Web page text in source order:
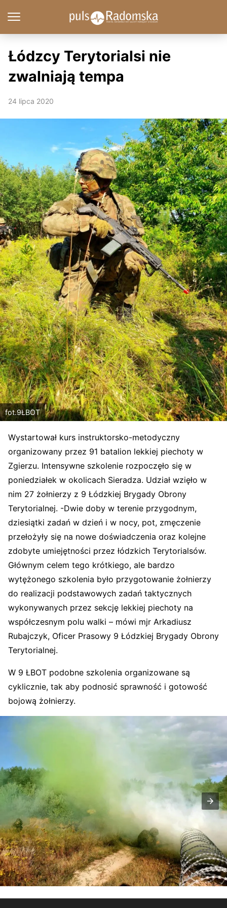
Łódzcy Terytorialsi nie
zwalniają tempa
24 lipca 2020
fot.9ŁBOT
Wystartował kurs instruktorsko-metodyczny
organizowany przez 91 batalion lekkiej piechoty w
Zgierzu. Intensywne szkolenie rozpoczęło się w
poniedziałek w okolicach Sieradza. Udział wzięło w
nim 27 żołnierzy z 9 Łódzkiej Brygady Obrony
Terytorialnej. -Dwie doby w terenie przygodnym,
dziesiątki zadań w dzień i w nocy, pot, zmęczenie
przełożyły się na nowe doświadczenia oraz kolejne
zdobyte umiejętności przez łódzkich Terytorialsów.
Głównym celem tego krótkiego, ale bardzo
wytężonego szkolenia było przygotowanie żołnierzy
do realizacji podstawowych zadań taktycznych
wykonywanych przez sekcję lekkiej piechoty na
współczesnym polu walki – mówi mjr Arkadiusz
Rubajczyk, Oficer Prasowy 9 Łódzkiej Brygady Obrony
Terytorialnej.
W 9 ŁBOT podobne szkolenia organizowane są
cyklicznie, tak aby podnosić sprawność i gotowość
bojową żołnierzy.